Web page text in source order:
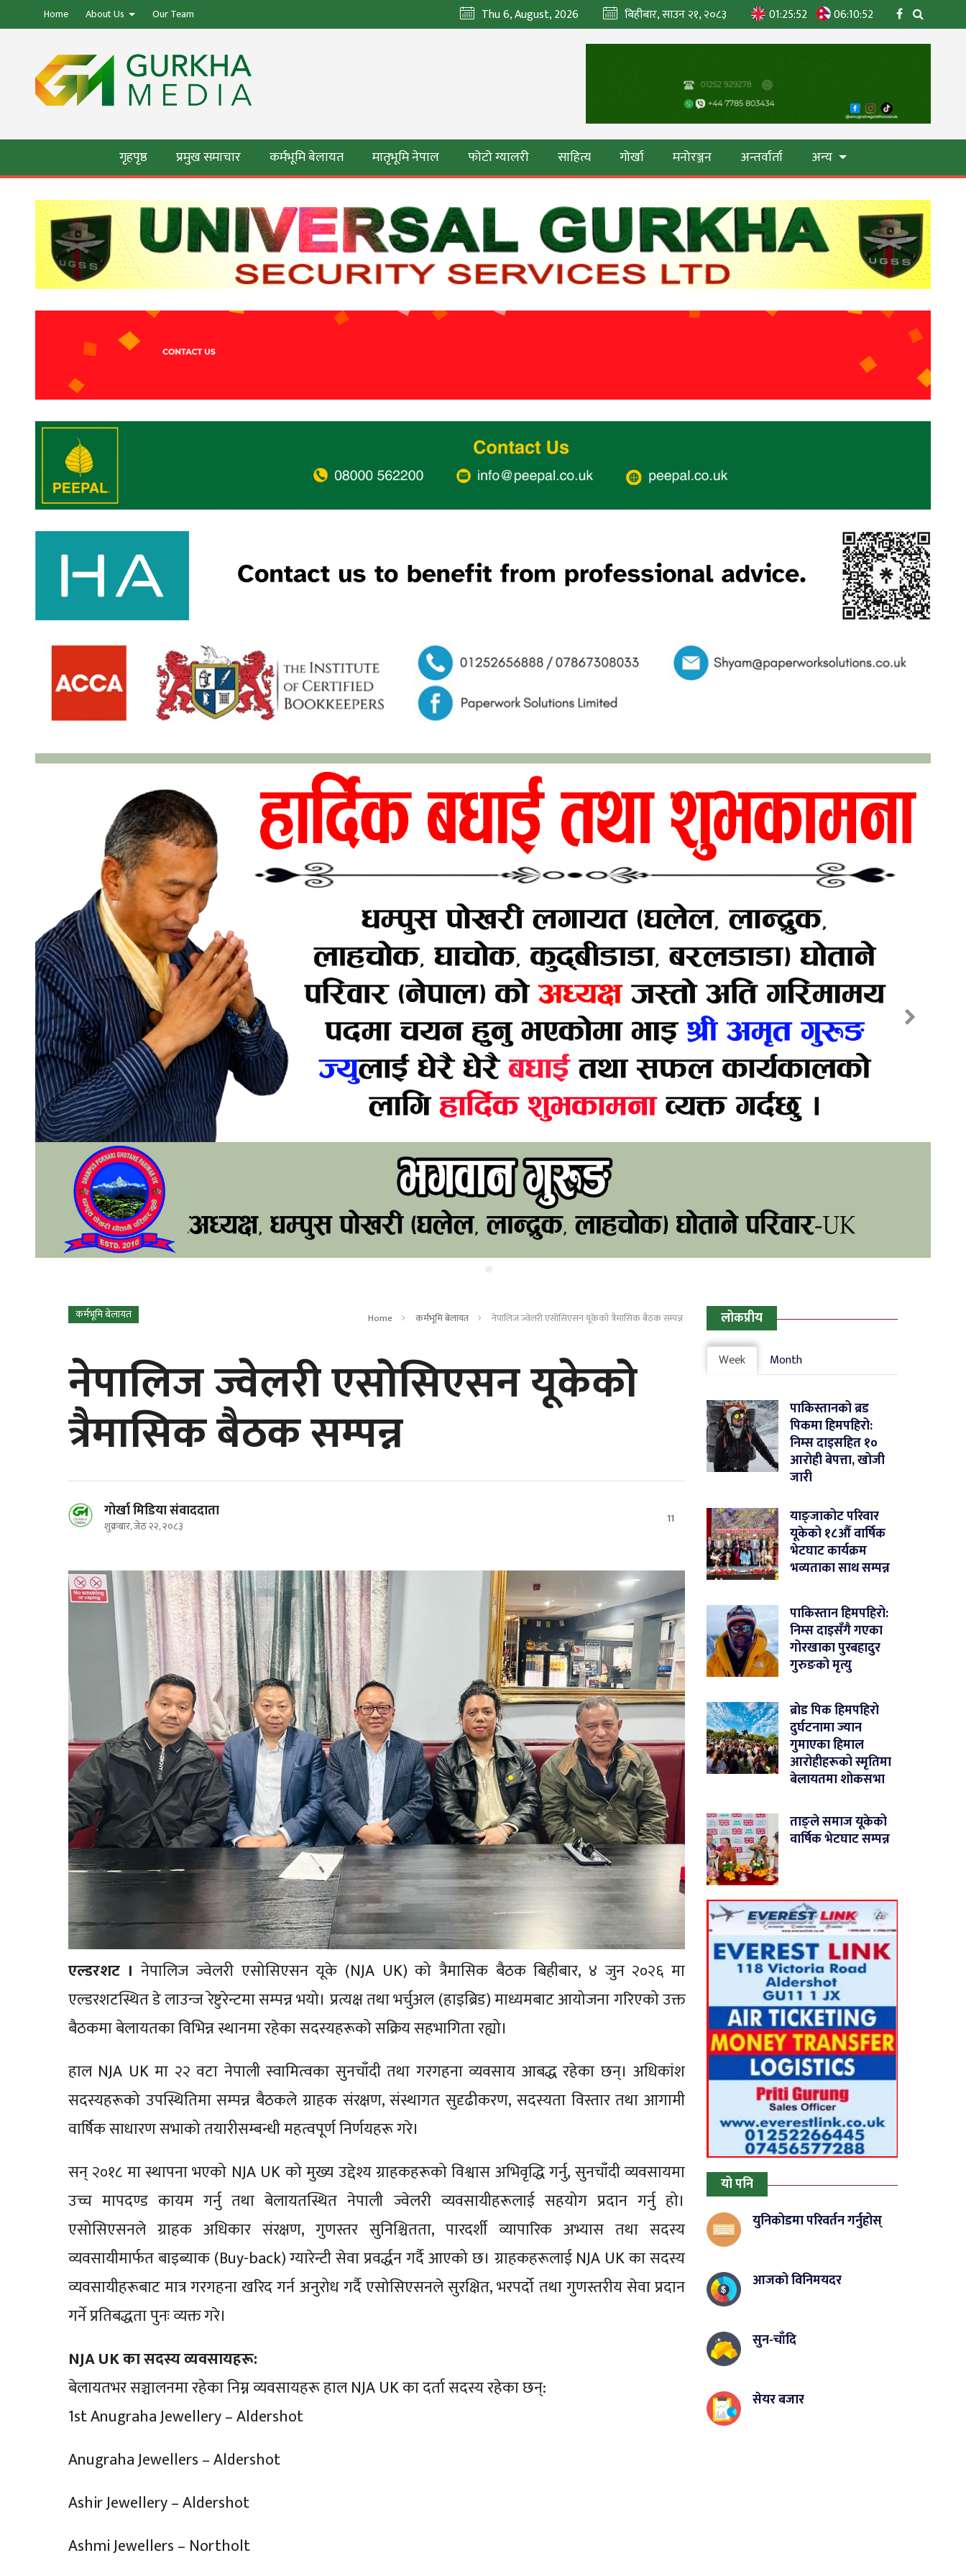
Home About Us Our Team Thu 6, August, 2026 बिहीबार, साउन २१, २०८३ 01:25:53 06:10:53
गृहपृष्ठ प्रमुख समाचार कर्मभूमि बेलायत मातृभूमि नेपाल फोटो ग्यालरी साहित्य गोर्खा मनोरञ्जन अन्तर्वार्ता अन्य
कर्मभूमि बेलायत Home कर्मभूमि बेलायत नेपालिज ज्वेलरी एसोसिएसन यूकेको त्रैमासिक बैठक सम्पन्न
नेपालिज ज्वेलरी एसोसिएसन यूकेको
त्रैमासिक बैठक सम्पन्न
गोर्खा मिडिया संवाददाता
शुक्रबार, जेठ २२, २०८३ 11
एल्डरशट । नेपालिज ज्वेलरी एसोसिएसन यूके (NJA UK) को त्रैमासिक बैठक बिहीबार, ४ जुन २०२६ मा
एल्डरशटस्थित डे लाउन्ज रेष्टुरेन्टमा सम्पन्न भयो। प्रत्यक्ष तथा भर्चुअल (हाइब्रिड) माध्यमबाट आयोजना गरिएको उक्त
बैठकमा बेलायतका विभिन्न स्थानमा रहेका सदस्यहरूको सक्रिय सहभागिता रह्यो।
हाल NJA UK मा २२ वटा नेपाली स्वामित्वका सुनचाँदी तथा गरगहना व्यवसाय आबद्ध रहेका छन्। अधिकांश
सदस्यहरूको उपस्थितिमा सम्पन्न बैठकले ग्राहक संरक्षण, संस्थागत सुदृढीकरण, सदस्यता विस्तार तथा आगामी
वार्षिक साधारण सभाको तयारीसम्बन्धी महत्वपूर्ण निर्णयहरू गरे।
सन् २०१८ मा स्थापना भएको NJA UK को मुख्य उद्देश्य ग्राहकहरूको विश्वास अभिवृद्धि गर्नु, सुनचाँदी व्यवसायमा
उच्च मापदण्ड कायम गर्नु तथा बेलायतस्थित नेपाली ज्वेलरी व्यवसायीहरूलाई सहयोग प्रदान गर्नु हो।
एसोसिएसनले ग्राहक अधिकार संरक्षण, गुणस्तर सुनिश्चितता, पारदर्शी व्यापारिक अभ्यास तथा सदस्य
व्यवसायीमार्फत बाइब्याक (Buy-back) ग्यारेन्टी सेवा प्रवर्द्धन गर्दै आएको छ। ग्राहकहरूलाई NJA UK का सदस्य
व्यवसायीहरूबाट मात्र गरगहना खरिद गर्न अनुरोध गर्दै एसोसिएसनले सुरक्षित, भरपर्दो तथा गुणस्तरीय सेवा प्रदान
गर्ने प्रतिबद्धता पुनः व्यक्त गरे।
NJA UK का सदस्य व्यवसायहरू:
बेलायतभर सञ्चालनमा रहेका निम्न व्यवसायहरू हाल NJA UK का दर्ता सदस्य रहेका छन्:
1st Anugraha Jewellery – Aldershot
Anugraha Jewellers – Aldershot
Ashir Jewellery – Aldershot
Ashmi Jewellers – Northolt
लोकप्रीय
Week Month
पाकिस्तानको ब्रड
पिकमा हिमपहिरो:
निम्स दाइसहित १०
आरोही बेपत्ता, खोजी
जारी
याङ्जाकोट परिवार
यूकेको १८औँ वार्षिक
भेटघाट कार्यक्रम
भव्यताका साथ सम्पन्न
पाकिस्तान हिमपहिरो:
निम्स दाइसँगै गएका
गोरखाका पुरबहादुर
गुरुङको मृत्यु
ब्रोड पिक हिमपहिरो
दुर्घटनामा ज्यान
गुमाएका हिमाल
आरोहीहरूको स्मृतिमा
बेलायतमा शोकसभा
ताङ्ले समाज यूकेको
वार्षिक भेटघाट सम्पन्न
यो पनि
युनिकोडमा परिवर्तन गर्नुहोस्
आजको विनिमयदर
सुन-चाँदि
सेयर बजार